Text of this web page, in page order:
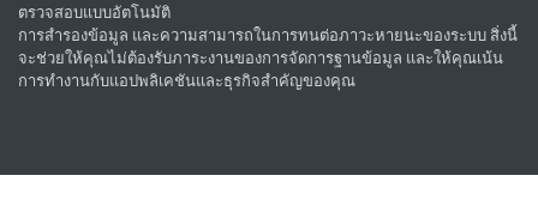
ตรวจสอบแบบอัตโนมัติ
การสำรองข้อมูล และความสามารถในการทนต่อภาวะหายนะของระบบ สิ่งนี้
จะช่วยให้คุณไม่ต้องรับภาระงานของการจัดการฐานข้อมูล และให้คุณเน้น
การทำงานกับแอปพลิเคชันและธุรกิจสำคัญของคุณ